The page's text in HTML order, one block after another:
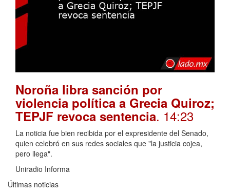
Noroña libra sanción por
violencia política a Grecia Quiroz;
TEPJF revoca sentencia. 14:23
La noticia fue bien recibida por el expresidente del Senado,
quien celebró en sus redes sociales que "la justicia cojea,
pero llega".
Uniradio Informa
Últimas noticias